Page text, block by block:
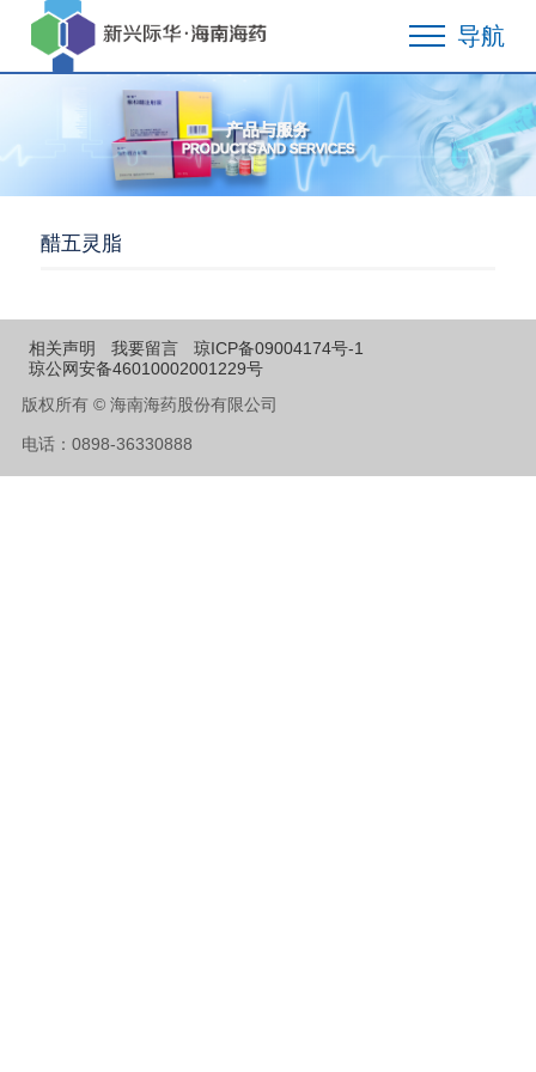
导航
产品与服务
PRODUCTS AND SERVICES
醋五灵脂
相关声明 我要留言
琼ICP备09004174号-1
琼公网安备46010002001229号
版权所有 © 海南海药股份有限公司
电话：0898-36330888